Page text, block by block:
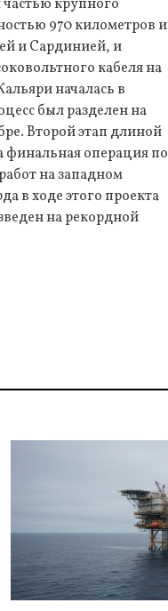
крупного
970 километров и
и Сардинией, и
кабеля на
началась в
был разделен на
Второй этап длиной
финальная операция по
на западном
в ходе этого проекта
на рекордной